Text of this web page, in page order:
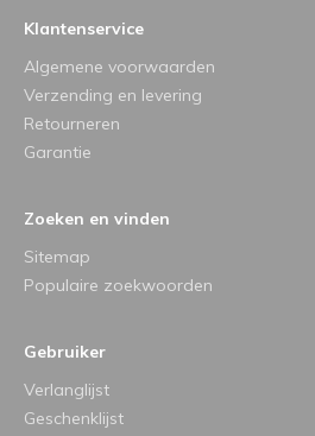
Klantenservice
Algemene voorwaarden
Verzending en levering
Retourneren
Garantie
Zoeken en vinden
Sitemap
Populaire zoekwoorden
Gebruiker
Verlanglijst
Geschenklijst